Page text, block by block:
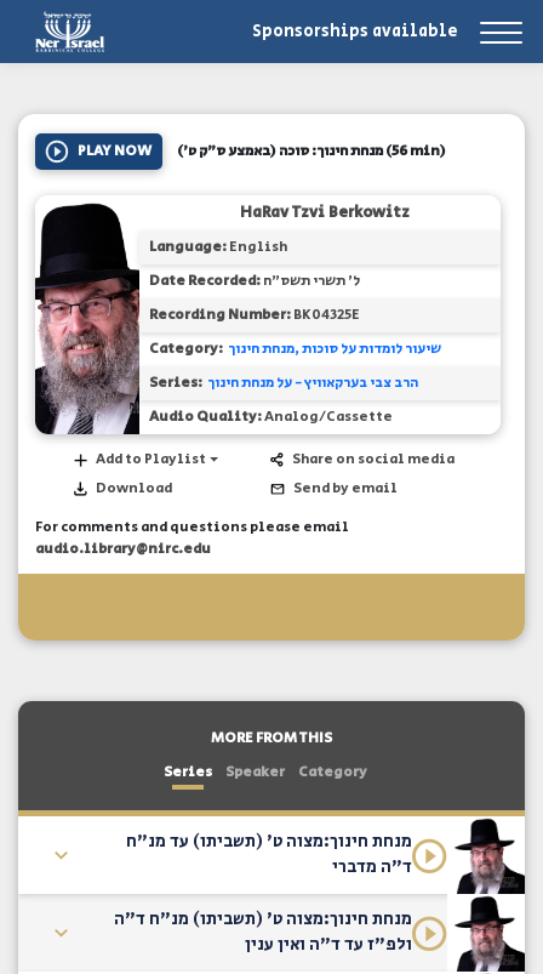
Sponsorships available
PLAY NOW מנחת חינוך: סוכה (באמצע ס"ק ט')(56 min)
HaRav Tzvi Berkowitz
Language:English
Date Recorded:ל' תשרי תשס"ח
Recording Number:BK04325E
Category: מנחת חינוך שיעור לומדות על סוכות
Series: הרב צבי בערקאוויץ - על מנחת חינוך
Audio Quality:Analog/Cassette
Add to Playlist
Download
Share on social media
Send by email
For comments and questions please email
audio.library@nirc.edu
MORE FROM THIS
Series
Speaker Category
מנחת חינוך:מצוה ט' (תשביתו) עד מנ"ח
ד"ה מדברי
מנחת חינוך:מצוה ט' (תשביתו) מנ"ח ד"ה
ולפ"ז עד ד"ה ואין ענין